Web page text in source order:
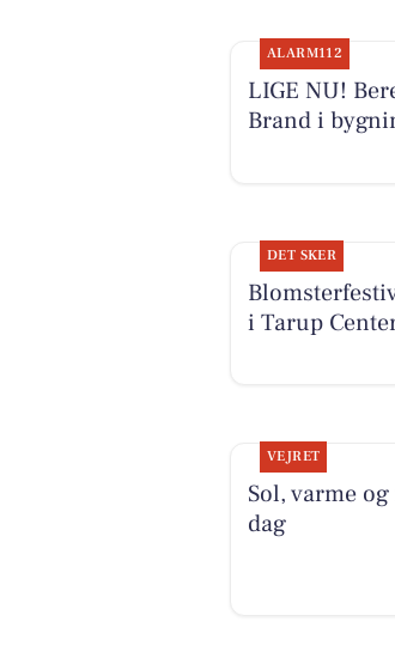
ALARM112
LIGE NU!
Brand i
DET SKER
i Tarup
VEJRET
Sol, varme
dag